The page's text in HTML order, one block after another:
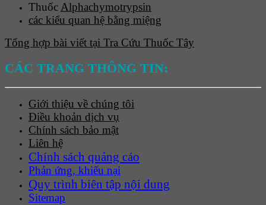
Thuốc Alphachymotrypsin
các kiểu quan hệ bằng miệng
Tổng hợp bài viết tại Tra Cứu Thuốc Tây
CÁC TRANG THÔNG TIN:
Giới thiệu về chúng tôi
Điều khoản dịch vụ
Chính sách bảo mật
Liên hệ
Chính sách quảng cáo
Phản ứng, khiếu nại
Quy trình biên tập nội dung
Sitemap